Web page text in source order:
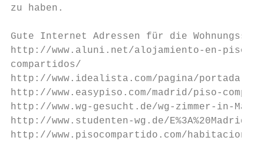
zu haben.
Gute Internet Adressen für die
http://www.aluni.net/alojamiento-en-pisos/
compartidos/
http://www.idealista.com/pagina/portada
http://www.easypiso.com/madrid/piso-
http://www.wg-gesucht.de/wg-zimmer-in-
http://www.studenten-wg.de/
http://www.pisocompartido.com/habitaciones-